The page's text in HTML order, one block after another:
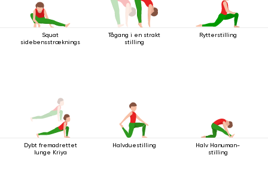
Squat
sidebensstrækningsstilling
Tågang i en strakt
stilling
Rytterstilling
Dybt fremadrettet
lunge Kriya
Halvduestilling
Halv Hanuman-
stilling